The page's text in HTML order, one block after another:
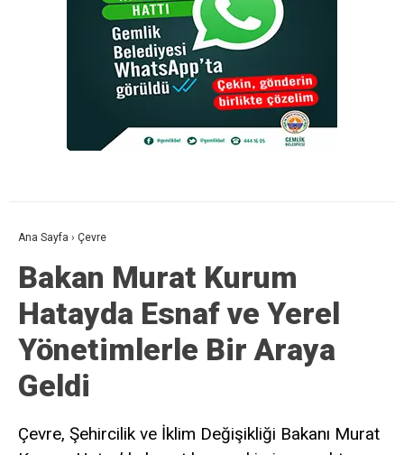
Ana Sayfa › Çevre
Bakan Murat Kurum
Hatayda Esnaf ve Yerel
Yönetimlerle Bir Araya
Geldi
Çevre, Şehircilik ve İklim Değişikliği Bakanı Murat